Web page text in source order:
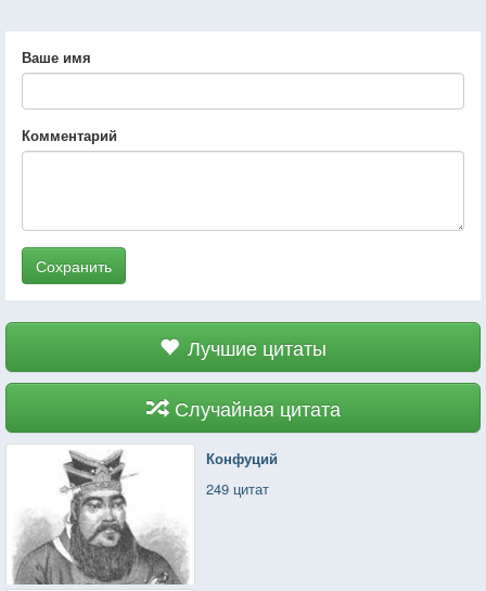
Ваше имя
Комментарий
Сохранить
Лучшие цитаты
Случайная цитата
Конфуций
249 цитат